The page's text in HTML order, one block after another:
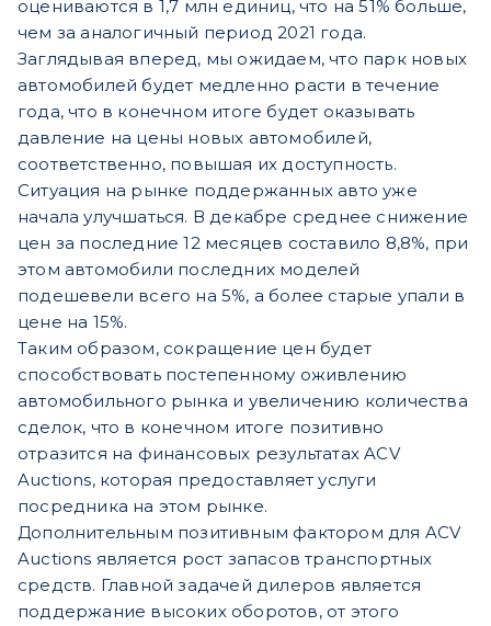
оцениваются в 1,7 млн единиц, что на 51% больше,
чем за аналогичный период 2021 года.
Заглядывая вперед, мы ожидаем, что парк новых
автомобилей будет медленно расти в течение
года, что в конечном итоге будет оказывать
давление на цены новых автомобилей,
соответственно, повышая их доступность.
Ситуация на рынке поддержанных авто уже
начала улучшаться. В декабре среднее снижение
цен за последние 12 месяцев составило 8,8%, при
этом автомобили последних моделей
подешевели всего на 5%, а более старые упали в
цене на 15%.
Таким образом, сокращение цен будет
способствовать постепенному оживлению
автомобильного рынка и увеличению количества
сделок, что в конечном итоге позитивно
отразится на финансовых результатах ACV
Auctions, которая предоставляет услуги
посредника на этом рынке.
Дополнительным позитивным фактором для ACV
Auctions является рост запасов транспортных
средств. Главной задачей дилеров является
поддержание высоких оборотов, от этого